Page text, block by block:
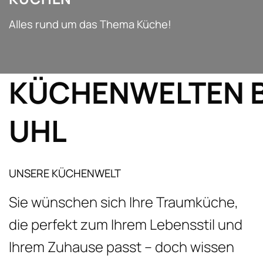
Alles rund um das Thema Küche!
KÜCHENWELTEN
UHL
UNSERE KÜCHENWELT
Sie wünschen sich Ihre Traumküche,
die perfekt zum Ihrem Lebensstil und
Ihrem Zuhause passt – doch wissen